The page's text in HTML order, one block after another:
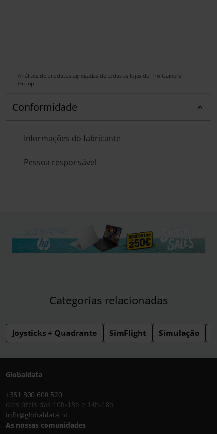
Análises de produtos agregadas de todas as lojas do Pro Gamers
Group.
Conformidade
Informações do fabricante
Pessoa responsável
Categorias relacionadas
Joysticks + Quadrante SimFlight Simulação
Globaldata
+351 300 600 520
dias úteis das 10h-13h e 14h-18h
info@globaldata.pt
As nossas comunidades